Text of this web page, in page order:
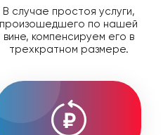
В случае простоя услуги,
произошедшего по нашей
вине, компенсируем его в
трехкратном размере.